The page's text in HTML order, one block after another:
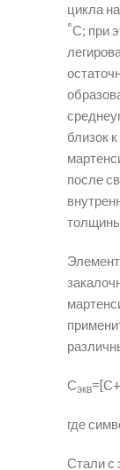
цикла
°С; при
близок
после
Сэкв
где
Стали с